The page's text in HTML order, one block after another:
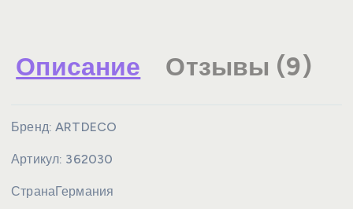
Описание Отзывы (9)
Бренд:ARTDECO
Артикул: 362030
СтранаГермания